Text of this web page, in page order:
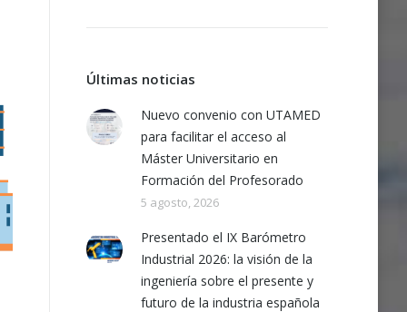
Últimas noticias
Nuevo convenio con UTAMED
para facilitar el acceso al
Máster Universitario en
Formación del Profesorado
5 agosto, 2026
Presentado el IX Barómetro
Industrial 2026: la visión de la
ingeniería sobre el presente y
futuro de la industria española